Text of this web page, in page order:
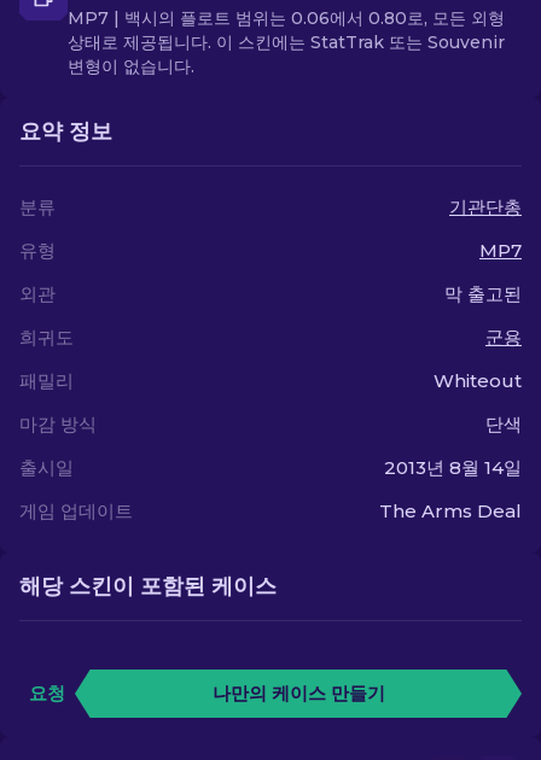
MP7 | 백시의 플로트 범위는 0.06에서 0.80로, 모든 외형
상태로 제공됩니다. 이 스킨에는 StatTrak 또는 Souvenir
변형이 없습니다.
요약 정보
분류
기관단총
유형
MP7
외관
막 출고된
희귀도
군용
패밀리
Whiteout
마감 방식
단색
출시일
2013년 8월 14일
게임 업데이트
The Arms Deal
해당 스킨이 포함된 케이스
요청 나만의 케이스 만들기